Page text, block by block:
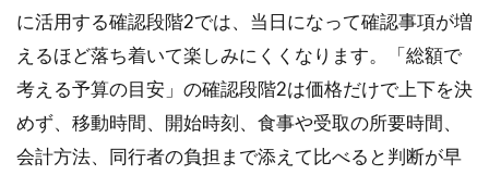
に活用する確認段階2では、当日になって確認事項が増
えるほど落ち着いて楽しみにくくなります。「総額で
考える予算の目安」の確認段階2は価格だけで上下を決
めず、移動時間、開始時刻、食事や受取の所要時間、
会計方法、同行者の負担まで添えて比べると判断が早